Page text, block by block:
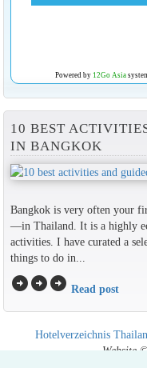
Powered by 12Go Asia
10 BEST
IN BANGKOK
Bangkok is very often your
—in Thailand. It is a highly
activities. I have curated a
things to do in...
arrow_circle_rightarrow_circle_rightarrow_circle_right Read post
Hotelverzeichnis
Website